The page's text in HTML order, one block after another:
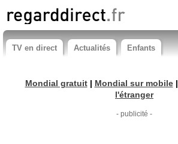
TV en direct Actualités Enfants
Mondial gratuit| Mondial sur mobile|
l'étranger
- publicité -